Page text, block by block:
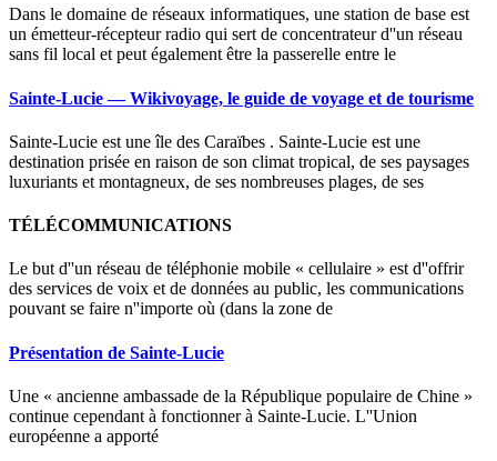
Dans le domaine de réseaux informatiques, une station de base est
un émetteur-récepteur radio qui sert de concentrateur d''un réseau
sans fil local et peut également être la passerelle entre le
Sainte-Lucie — Wikivoyage, le guide de voyage et de tourisme
Sainte-Lucie est une île des Caraïbes . Sainte-Lucie est une
destination prisée en raison de son climat tropical, de ses paysages
luxuriants et montagneux, de ses nombreuses plages, de ses
TÉLÉCOMMUNICATIONS
Le but d''un réseau de téléphonie mobile « cellulaire » est d''offrir
des services de voix et de données au public, les communications
pouvant se faire n''importe où (dans la zone de
Présentation de Sainte-Lucie
Une « ancienne ambassade de la République populaire de Chine »
continue cependant à fonctionner à Sainte-Lucie. L''Union
européenne a apporté